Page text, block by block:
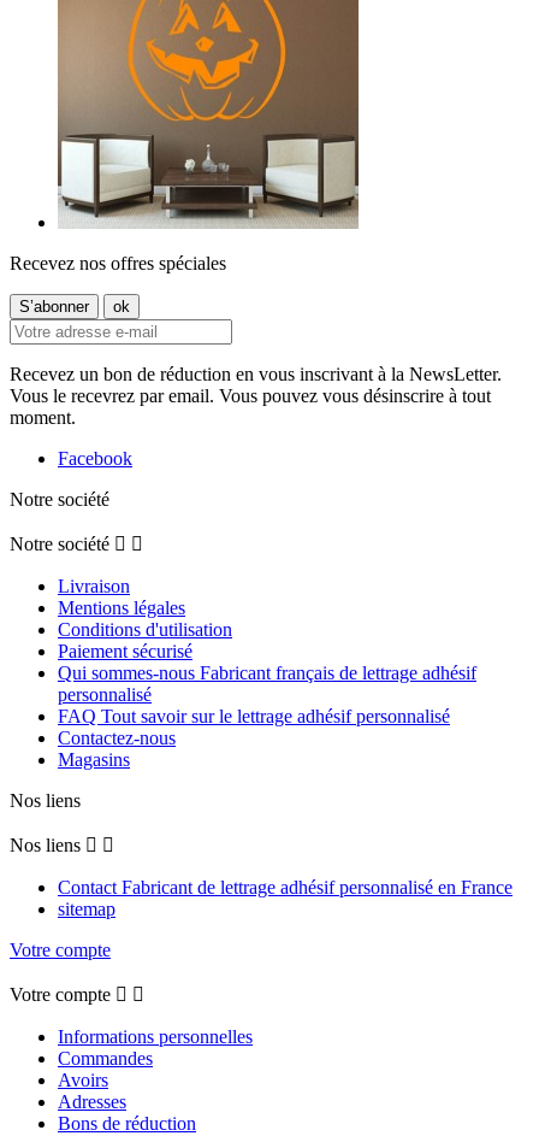
Recevez nos offres spéciales
Recevez un bon de réduction en vous inscrivant à la NewsLetter.
Vous le recevrez par email. Vous pouvez vous désinscrire à tout
moment.
Facebook
Notre société
Notre société  
Livraison
Mentions légales
Conditions d'utilisation
Paiement sécurisé
Qui sommes-nous Fabricant français de lettrage adhésif
personnalisé
FAQ Tout savoir sur le lettrage adhésif personnalisé
Contactez-nous
Magasins
Nos liens
Nos liens  
Contact Fabricant de lettrage adhésif personnalisé en France
sitemap
Votre compte
Votre compte  
Informations personnelles
Commandes
Avoirs
Adresses
Bons de réduction